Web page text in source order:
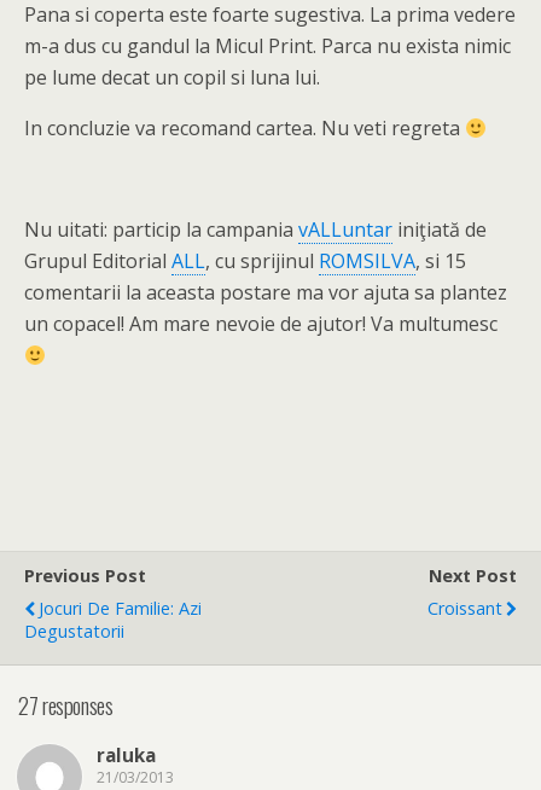
Pana si coperta este foarte sugestiva. La prima vedere
m-a dus cu gandul la Micul Print. Parca nu exista nimic
pe lume decat un copil si luna lui.
In concluzie va recomand cartea. Nu veti regreta
Nu uitati: particip la campania vALLuntar iniţiată de
Grupul Editorial ALL, cu sprijinul ROMSILVA, si 15
comentarii la aceasta postare ma vor ajuta sa plantez
un copacel! Am mare nevoie de ajutor! Va multumesc
Previous Post
Jocuri De Familie: Azi
Degustatorii
Next Post
Croissant
27 responses
raluka
21/03/2013